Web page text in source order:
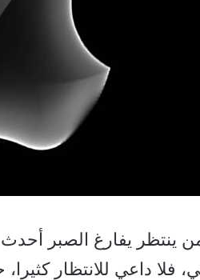
ينتظر يفارغ الصبر
فلا داعي للانتظار